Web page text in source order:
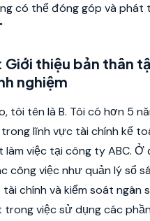
có thể đóng góp và phát
Giới thiệu bản thân
nghiệm
tôi tên là B. Tôi có hơn 5
lĩnh vực tài chính kế
làm việc tại công ty ABC.
công việc như quản lý sổ
chính và kiểm soát ngân
trong việc sử dụng các